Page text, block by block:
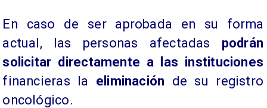
En caso de ser aprobada en su forma
actual, las personas afectadas podrán
solicitar directamente a las instituciones
financieras la eliminación de su registro
oncológico.